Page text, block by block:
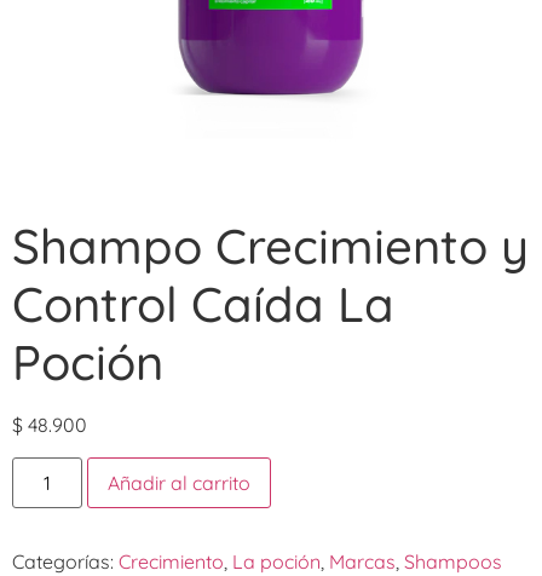
Shampo Crecimiento y
Control Caída La
Poción
$ 48.900
Añadir al carrito
Categorías: Crecimiento La poción Marcas Shampoos